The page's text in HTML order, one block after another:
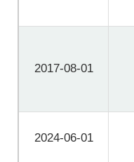
2017-08-01
2024-06-01